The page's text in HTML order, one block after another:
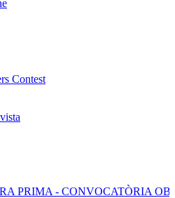
Contest
- CONVOCATÒRIA